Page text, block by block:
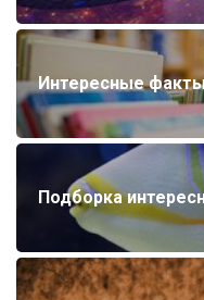
Интересные
Подборка